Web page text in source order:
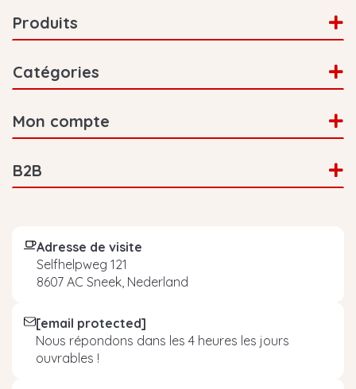
Produits
Catégories
Mon compte
B2B
Adresse de visite
Selfhelpweg 121
8607 AC Sneek, Nederland
[email protected]
Nous répondons dans les 4 heures les jours
ouvrables !